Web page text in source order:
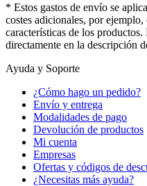
* Estos gastos de envío se
costes adicionales, por
características de los
directamente en la descripción
Ayuda y Soporte
¿Cómo hago un pedido?
Envío y entrega
Modalidades de pago
Devolución de productos
Mi cuenta
Empresas
Ofertas y códigos de
¿Necesitas más ayuda?